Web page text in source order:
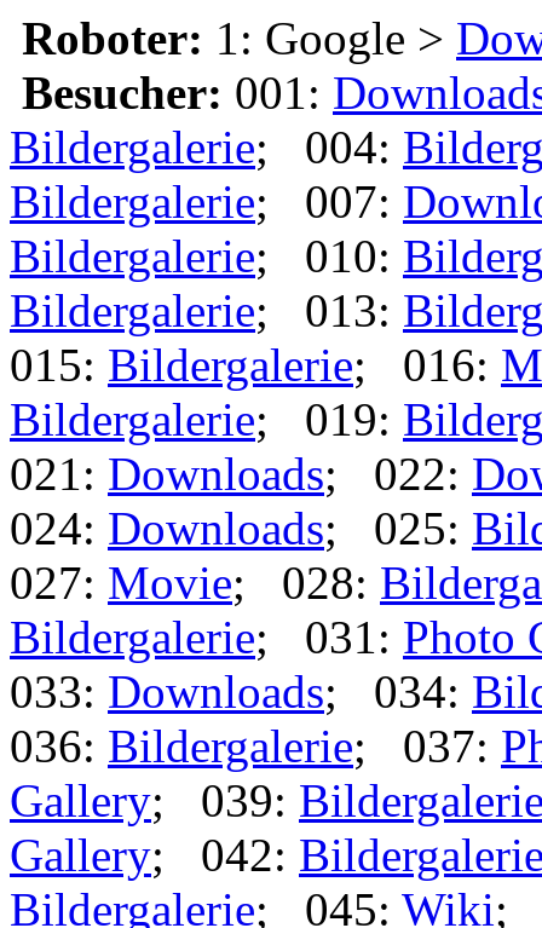
Roboter: 1: Google >
Besucher: 001:
Bildergalerie; 004:
Bildergalerie; 007:
Bildergalerie; 010:
Bildergalerie; 013:
015: Bildergalerie; 016:
Bildergalerie; 019:
021: Downloads; 022:
024: Downloads; 025:
027: Movie; 028:
Bildergalerie; 031: Photo
033: Downloads; 034:
036: Bildergalerie; 037:
Gallery; 039:
Gallery; 042:
Bildergalerie; 045: Wiki;